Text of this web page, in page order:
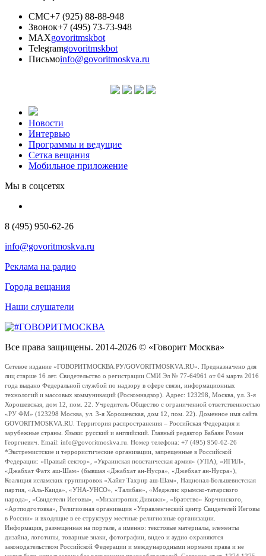
СМС+7 (925) 88-88-948
Звонок+7 (495) 73-73-948
MAXgovoritmskbot
Telegramgovoritmskbot
Письмоinfo@govoritmoskva.ru
Новости
Интервью
Программы и ведущие
Сетка вещания
Мобильное приложение
Мы в соцсетях
8 (495) 950-62-26
info@govoritmoskva.ru
Реклама на радио
Города вещания
Наши слушатели
Все права защищены. 2014-2026 © «Говорит Москва»
Сетевое издание «ГОВОРИТМОСКВА.РУ/GOVORITMOSKVA.RU». Предназначено для
лиц старше 16 лет. Свидетельство о регистрации СМИ Эл № 77-64961 от 04 марта 2016
года выдано Федеральной службой по надзору в сфере связи, информационных
технологий и массовых коммуникаций (Роскомнадзор). Адрес: 123298, Москва, ул. 3-я
Хорошевская, дом 12, пом. 22. Учредитель Общество с ограниченной ответственностью
«РУ ФМ» (123298 Москва, ул. 3-я Хорошевская, дом 12, пом. 22). Доменное имя сайта
GOVORITMOSKVA.RU. Территория распространения – Российская Федерация и
зарубежные страны. Языки: русский и английский. Главный редактор Бабаян Роман
Георгиевич. Email: info@govoritmoskva.ru. Номер телефона: +7 (495) 950-62-26
*Экстремистские и террористические организации, запрещенные в Российской
Федерации: «Правый сектор», «Украинская повстанческая армия» (УПА), «ИГИЛ»,
«Джабхат Фатх аш-Шам» (бывшая «Джабхат ан-Нусра», «Джебхат ан-Нусра»),
Коалиция исламских группировок «Хайят Тахрир аш-Шам», Национал-Большевистская
партия, «Аль-Каида», «УНА-УНСО», «Талибан», «Меджлис крымско-татарского
народа», «Свидетели Иеговы», «Мизантропик Дивижн», «Братство» Корчинского,
«Артподготовка», Религиозная организация «Управленческий центр Свидетелей Иеговы
в России» и входящие в ее структуру местные религиозные организации.
Информация, размещенная на портале, а именно: текстовые материалы, элементы
дизайна, логотипы, товарные знаки, фотографии, видео и аудио охраняются
законодательством Российской Федерации и международными нормами права и не